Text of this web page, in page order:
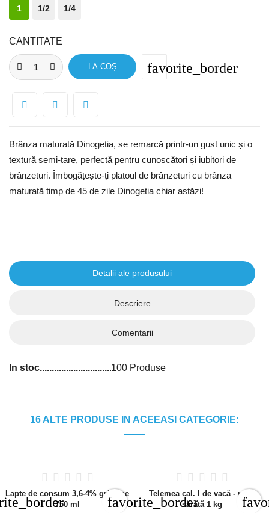
1 1/2 1/4
CANTITATE
LA COȘ favorite_border
Brânza maturată Dinogetia, se remarcă printr-un gust unic și o
textură semi-tare, perfectă pentru cunoscători și iubitori de
brânzeturi. Îmbogățește-ți platoul de brânzeturi cu brânza
maturată timp de 45 de zile Dinogetia chiar astăzi!
Detalii ale produsului
Descriere
Comentarii
In stoc 100 Produse
16 ALTE PRODUSE IN ACEEASI CATEGORIE:
Lapte de consum 3,6-4% grăsime
750 ml
favorite_border
Telemea cal. I de vacă - ușor
sărată 1 kg